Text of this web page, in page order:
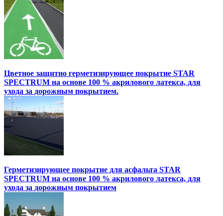
Цветное защитно герметизирующее покрытие STAR
SPECTRUM на основе 100 % акрилового латекса, для
ухода за дорожным покрытием.
Герметизирующее покрытие для асфальта STAR
SPECTRUM на основе 100 % акрилового латекса, для
ухода за дорожным покрытием